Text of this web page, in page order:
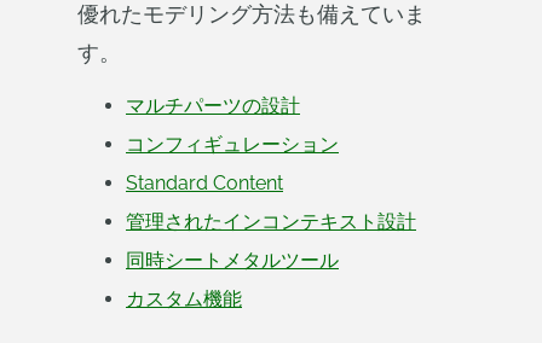
優れたモデリング方法も備えていま
す。
マルチパーツの設計
コンフィギュレーション
Standard Content
管理されたインコンテキスト設計
同時シートメタルツール
カスタム機能